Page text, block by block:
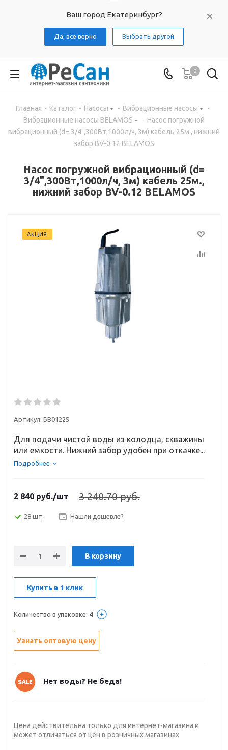
Ваш город Екатеринбург?
Да, все верно Выбрать другой
0
Главная - Каталог - Насосы - Вибрационные насосы
-
Вибрационные насосы BELAMOS
- Насос погружной
вибрационный (d= 3/4",300Вт,1000л/ч, 3м) кабель 25м., нижний
забор BV-0.12 BELAMOS
Насос погружной вибрационный (d=
3/4",300Вт,1000л/ч, 3м) кабель 25м.,
нижний забор BV-0.12 BELAMOS
АКЦИЯ
Артикул: БВ01225
Для подачи чистой воды из колодца, скважины
или емкости. Нижний забор удобен при откачке...
Подробнее
2 840 руб./шт 3 240.70 руб.
28 шт. Нашли дешевле?
В корзину
Купить в 1 клик
Количество в упаковке: 4
Узнать оптовую цену
Нет воды? Не беда!
Цена действительна только для интернет-магазина и
может отличаться от цен в розничных магазинах